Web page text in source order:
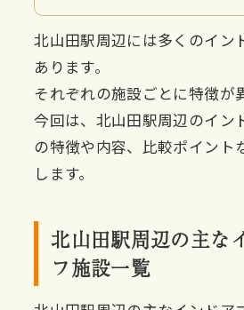
北山田駅周辺には多くのイン
あります。
それぞれの施設ごとに特徴が
今回は、北山田駅周辺のイン
の特徴や内容、比較ポイント
します。
北山田駅周辺の主な
フ施設一覧